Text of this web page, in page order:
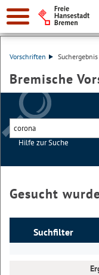
Vorschriften Suchergebnis
Bremische
Hilfe zur Suche
Gesucht
Suchfilter